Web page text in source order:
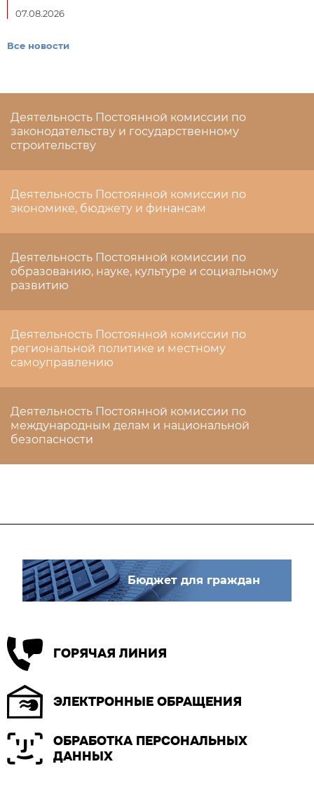
07.08.2026
Все новости
Деятельность Постоянной комиссии по
законодательству и государственному
строительству
Деятельность Постоянной комиссии по
экономике, бюджету и финансам
Деятельность Постоянной комиссии по
образованию, науке, культуре и социальному
развитию
Деятельность Постоянной комиссии по
региональной политике и местному
самоуправлению
Деятельность Постоянной комиссии по
международным делам и национальной
безопасности
Бюджет для граждан
ГОРЯЧАЯ ЛИНИЯ
ЭЛЕКТРОННЫЕ ОБРАЩЕНИЯ
ОБРАБОТКА ПЕРСОНАЛЬНЫХ
ДАННЫХ